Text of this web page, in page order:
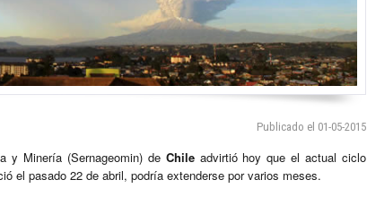
Publicado el 01-05-2015
y Minería (Sernageomin) de Chileadvirtió hoy que el actual ciclo
el pasado 22 de abril, podría extenderse por varios meses.